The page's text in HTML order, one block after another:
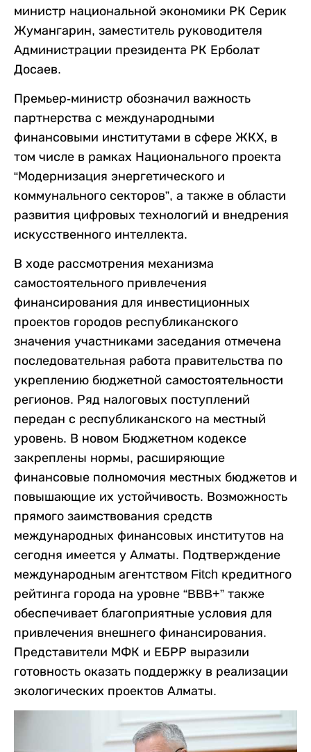
министр национальной экономики РК Серик
Жумангарин, заместитель руководителя
Администрации президента РК Ерболат
Досаев.
Премьер-министр обозначил важность
партнерства с международными
финансовыми институтами в сфере ЖКХ, в
том числе в рамках Национального проекта
“Модернизация энергетического и
коммунального секторов”, а также в области
развития цифровых технологий и внедрения
искусственного интеллекта.
В ходе рассмотрения механизма
самостоятельного привлечения
финансирования для инвестиционных
проектов городов республиканского
значения участниками заседания отмечена
последовательная работа правительства по
укреплению бюджетной самостоятельности
регионов. Ряд налоговых поступлений
передан с республиканского на местный
уровень. В новом Бюджетном кодексе
закреплены нормы, расширяющие
финансовые полномочия местных бюджетов и
повышающие их устойчивость. Возможность
прямого заимствования средств
международных финансовых институтов на
сегодня имеется у Алматы. Подтверждение
международным агентством Fitch кредитного
рейтинга города на уровне “BBB+” также
обеспечивает благоприятные условия для
привлечения внешнего финансирования.
Представители МФК и ЕБРР выразили
готовность оказать поддержку в реализации
экологических проектов Алматы.